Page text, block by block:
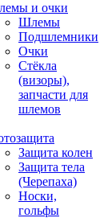
и очки
Шлемы
Подшлемники
Очки
Стёкла
(визоры),
запчасти для
шлемов
Защита колен
Защита тела
(Черепаха)
Носки,
гольфы